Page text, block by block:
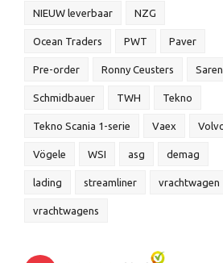
NIEUW leverbaar NZG
Ocean Traders PWT Paver
Pre-order Ronny Ceusters
Schmidbauer TWH Tekno
Tekno Scania 1-serie Vaex
Vögele WSI asg demag
lading streamliner vrachtwagen
vrachtwagens